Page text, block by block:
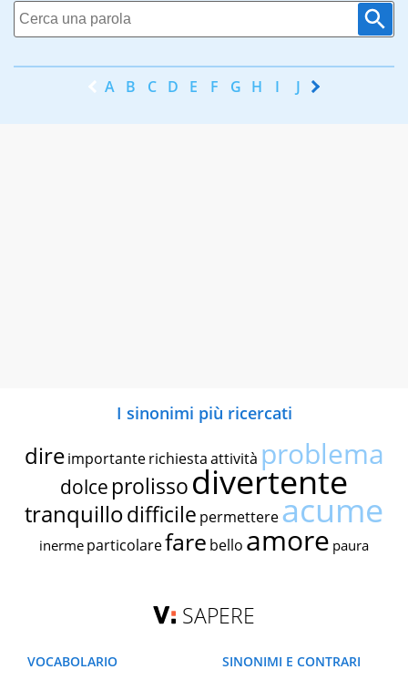
A B C D E F G H I J K
I sinonimi più ricercati
dire importante richiestaattività problema
dolce prolissodivertente
tranquillodifficile permettereacume
inerme particolarefare bello amore paura
SAPERE
VOCABOLARIO
SINONIMI E CONTRARI